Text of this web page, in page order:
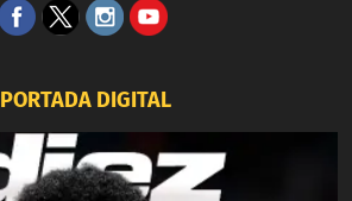
PORTADA DIGITAL